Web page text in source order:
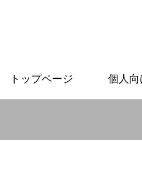
トップページ 個人向